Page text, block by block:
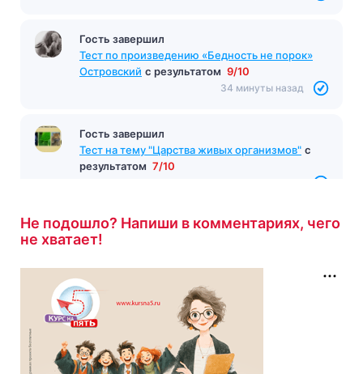
Гость завершил
Тест по произведению «Бедность не порок»
Островский с результатом 9/10
34 минуты назад
Гость завершил
Тест на тему "Царства живых организмов" с
результатом 7/10
Не подошло? Напиши в комментариях, чего
не хватает!